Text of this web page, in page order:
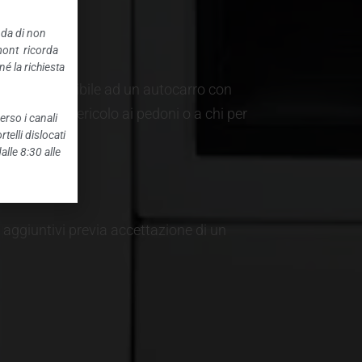
luogo accessibile ad un autocarro con
e pericolo ai pedoni o a chi per
previa accettazione di un
di non
ricorda
la richiesta
i canali
dislocati
8:30 alle